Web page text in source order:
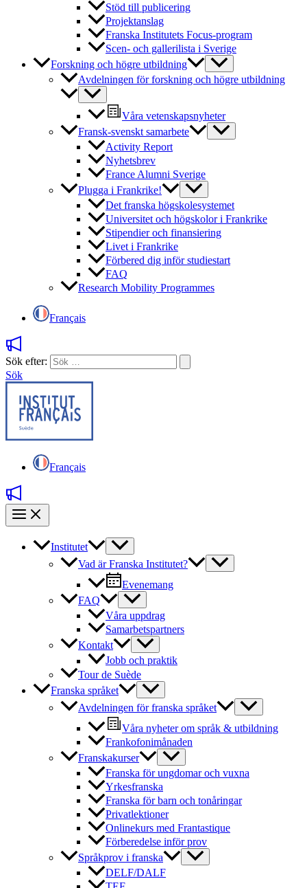
Stöd till publicering
Projektanslag
Franska Institutets Focus-program
Scen- och gallerilista i Sverige
Forskning och högre utbildning
Avdelningen för forskning och högre utbildning
Våra vetenskapsnyheter
Fransk-svenskt samarbete
Activity Report
Nyhetsbrev
France Alumni Sverige
Plugga i Frankrike!
Det franska högskolesystemet
Universitet och högskolor i Frankrike
Stipendier och finansiering
Livet i Frankrike
Förbered dig inför studiestart
FAQ
Research Mobility Programmes
Français
Sök efter:
Sök
Français
Institutet
Vad är Franska Institutet?
Evenemang
FAQ
Våra uppdrag
Samarbetspartners
Kontakt
Jobb och praktik
Tour de Suède
Franska språket
Avdelningen för franska språket
Våra nyheter om språk & utbildning
Frankofonimånaden
Franskakurser
Franska för ungdomar och vuxna
Yrkesfranska
Franska för barn och tonåringar
Privatlektioner
Onlinekurs med Frantastique
Förberedelse inför prov
Språkprov i franska
DELF/DALF